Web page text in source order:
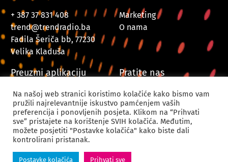
+ 387 37 831 408
trend@trendradio.ba
Fadila Šeriča bb, 77230
Velika Kladuša
Marketing
O nama
Preuzmi aplikaciju Pratite nas
© 2024. Trend Radio Velika Kladuša. Sva prava zadržana.
Na našoj web stranici koristimo kolačiće kako bismo vam
pružili najrelevantnije iskustvo pamćenjem vaših
preferencija i ponovljenih posjeta. Klikom na “Prihvati
sve” pristajete na korištenje SVIH kolačića. Međutim,
možete posjetiti "Postavke kolačića" kako biste dali
kontrolirani pristanak.
Postavke kolačića Prihvati sve